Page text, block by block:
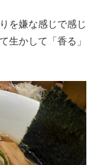
を嫌な感じで感じ
生かして「香る」